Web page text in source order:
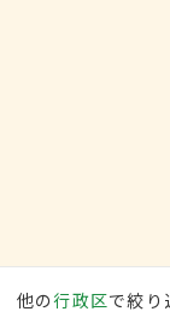
他の行政区で絞り